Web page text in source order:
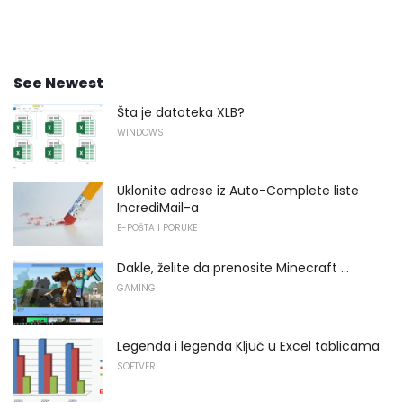
See Newest
Šta je datoteka XLB?
WINDOWS
Uklonite adrese iz Auto-Complete liste
IncrediMail-a
E-POŠTA I PORUKE
Dakle, želite da prenosite Minecraft ...
GAMING
Legenda i legenda Ključ u Excel tablicama
SOFTVER